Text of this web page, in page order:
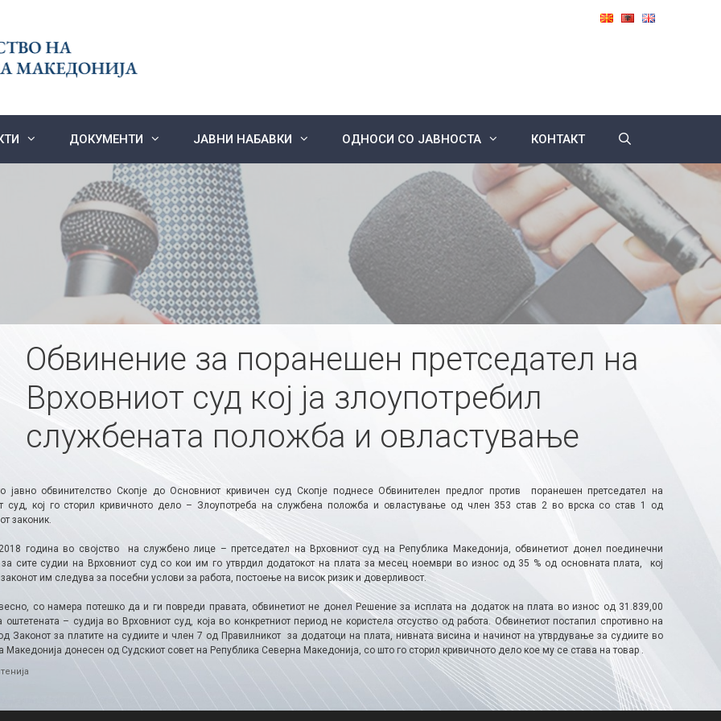
ДОКУМЕНТИ ЈАВНИ НАБАВКИ ОДНОСИ СО ЈАВНОСТА КОНТАКТ
Обвинение за поранешен претседател на
Врховниот суд кој ја злоупотребил
службената положба и овластување
јавно обвинителство Скопје до Основниот кривичен суд Скопје поднесе Обвинителен предлог против поранешен претседател на
суд, кој го сторил кривичното дело – Злоупотреба на службена положба и овластување од член 353 став 2 во врска со став 1 од
законик.
година во својство на службено лице – претседател на Врховниот суд на Република Македонија, обвинетиот донел поединечни
за сите судии на Врховниот суд со кои им го утврдил додатокот на плата за месец ноември во износ од 35 % од основната плата, кој
им следува за посебни услови за работа, постоење на висок ризик и доверливост.
со намера потешко да и ги повреди правата, обвинетиот не донел Решение за исплата на додаток на плата во износ од 31.839,00
оштетената – судија во Врховниот суд, која во конкретниот период не користела отсуство од работа. Обвинетиот постапил спротивно на
Законот за платите на судиите и член 7 од Правилникот за додатоци на плата, нивната висина и начинот на утврдување за судиите во
Македонија донесен од Судскиот совет на Република Северна Македонија, со што го сторил кривичното дело кое му се става на товар .